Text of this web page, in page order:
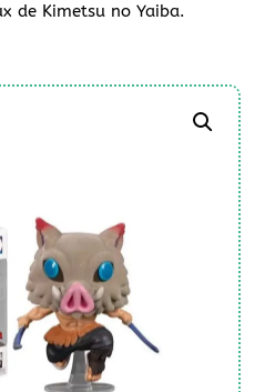
de Kimetsu no Yaiba.